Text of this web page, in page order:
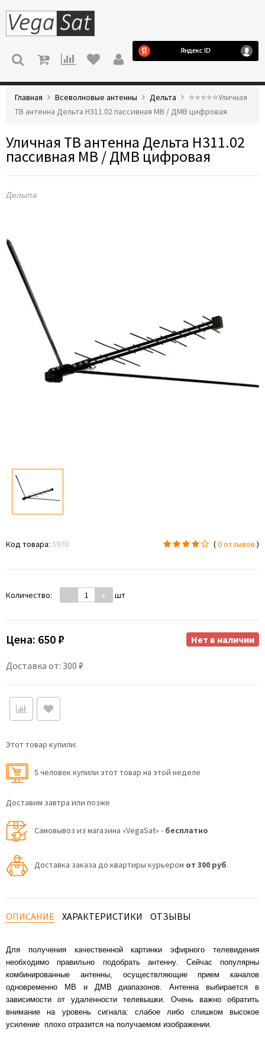
МЕНЮ
Главная Всеволновые антенны Дельта
⭐️⭐️⭐️⭐️⭐️Уличная
ТВ антенна Дельта Н311.02 пассивная МВ / ДМВ цифровая
Уличная ТВ антенна Дельта Н311.02
пассивная МВ / ДМВ цифровая
Дельта
Код товара: 5970 (0 отзывов )
Количество: - + шт
Цена: 650 ₽
Доставка от: 300 ₽
Нет в наличии
Этот товар купили:
5 человек купили этот товар на этой неделе
Доставим завтра или позже
Самовывоз из магазина «VegaSat» - бесплатно
Доставка заказа до квартиры курьером от 300 руб.
ОПИСАНИЕ ХАРАКТЕРИСТИКИ ОТЗЫВЫ
Для получения качественной картинки эфирного телевидения
необходимо правильно подобрать антенну. Сейчас популярны
комбинированные антенны, осуществляющие прием каналов
одновременно МВ и ДМВ диапазонов. Антенна выбирается в
зависимости от удаленности телевышки. Очень важно обратить
внимание на уровень сигнала: слабое либо слишком высокое
усиление плохо отразится на получаемом изображении.